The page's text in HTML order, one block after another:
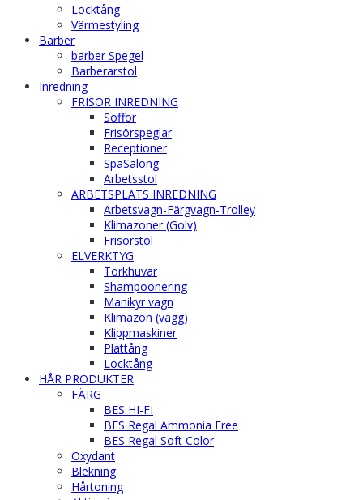
Locktång
Värmestyling
Barber
barber Spegel
Barberarstol
Inredning
FRISÖR INREDNING
Soffor
Frisörspeglar
Receptioner
SpaSalong
Arbetsstol
ARBETSPLATS INREDNING
Arbetsvagn-Färgvagn-Trolley
Klimazoner (Golv)
Frisörstol
ELVERKTYG
Torkhuvar
Shampoonering
Manikyr vagn
Klimazon (vägg)
Klippmaskiner
Plattång
Locktång
HÅR PRODUKTER
FÄRG
BES HI-FI
BES Regal Ammonia Free
BES Regal Soft Color
Oxydant
Blekning
Hårtoning